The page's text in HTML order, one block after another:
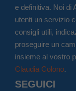
e definitiva. Noi di
utenti un servizio
consigli utili,
proseguire un
insieme al vostro
Claudia Colono.
SEGUICI